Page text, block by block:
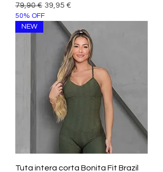
Prezzo regolare
79,90 € Prezzo scontato
39,95 €
50% OFF
NEW
Tuta intera corta Bonita Fit Brazil